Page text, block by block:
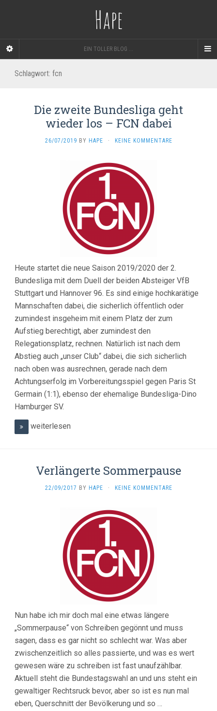
Hape
EIN TOLLER BLOG ...
Schlagwort: fcn
Die zweite Bundesliga geht
wieder los – FCN dabei
26/07/2019 BY HAPE · KEINE KOMMENTARE
Heute startet die neue Saison 2019/2020 der 2.
Bundesliga mit dem Duell der beiden Absteiger VfB
Stuttgart und Hannover 96. Es sind einige hochkarätige
Mannschaften dabei, die sicherlich öffentlich oder
zumindest insgeheim mit einem Platz der zum
Aufstieg berechtigt, aber zumindest den
Relegationsplatz, rechnen. Natürlich ist nach dem
Abstieg auch „unser Club“ dabei, die sich sicherlich
nach oben was ausrechnen, gerade nach dem
Achtungserfolg im Vorbereitungsspiel gegen Paris St
Germain (1:1), ebenso der ehemalige Bundesliga-Dino
Hamburger SV.
weiterlesen
Verlängerte Sommerpause
22/09/2017 BY HAPE · KEINE KOMMENTARE
Nun habe ich mir doch mal eine etwas längere
„Sommerpause“ von Schreiben gegönnt und muss
sagen, dass es gar nicht so schlecht war. Was aber
zwischenzeitlich so alles passierte, und was es wert
gewesen wäre zu schreiben ist fast unaufzählbar.
Aktuell steht die Bundestagswahl an und uns steht ein
gewaltiger Rechtsruck bevor, aber so ist es nun mal
eben, Querschnitt der Bevölkerung und so …